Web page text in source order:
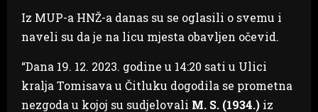
Iz MUP-a HNŽ-a danas su se oglasili o svemu i
naveli su da je na licu mjesta obavljen očevid.
“Dana 19. 12. 2023. godine u 14:20 sati u Ulici
kralja Tomisava u Čitluku dogodila se prometna
nezgoda u kojoj su sudjelovali M. S. (1934.) iz